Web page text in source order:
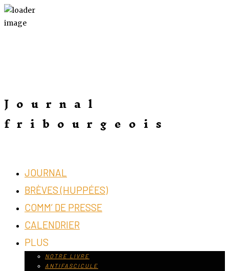
Journal
fribourgeois
JOURNAL
BRÈVES (HUPPÉES)
COMM’ DE PRESSE
CALENDRIER
PLUS
NOTRE LIVRE
ANTIFASCICULE